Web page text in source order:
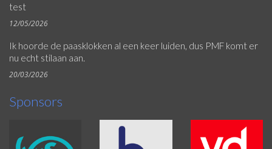
test
12/05/2026
Ik hoorde de paasklokken al een keer luiden, dus PMF komt er
nu echt stilaan aan.
20/03/2026
Sponsors